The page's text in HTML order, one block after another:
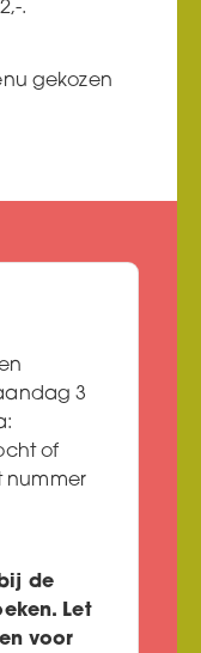
.
gekozen
3
:
of
nummer
de
Let
voor